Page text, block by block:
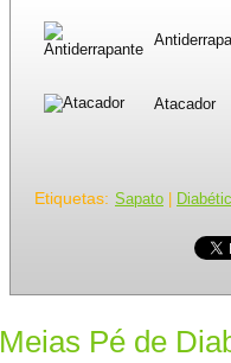
Atacador
Etiquetas: Sapato
Meias Pé de